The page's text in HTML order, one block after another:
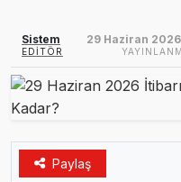
10:45 |
Sistem
EDITÖR
29 Haziran
Paylaş